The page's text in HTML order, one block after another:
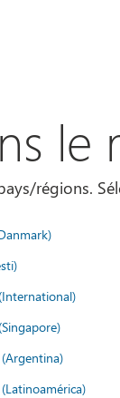
le
régions.